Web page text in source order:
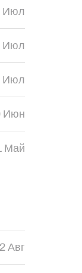
Июл
Июл
Июл
Июн
Май
2 Авг